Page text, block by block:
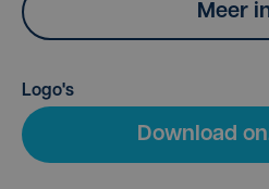
Meer
Logo's
Download